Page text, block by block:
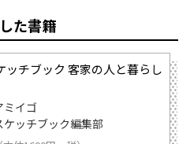
た書籍
ッチブック 客家の人と暮らし
ミイゴ
ケッチブック編集部